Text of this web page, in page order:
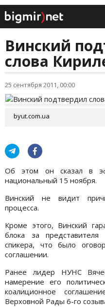
Винский
слова
25 сентября 2011, 00:00
byut.com.ua
Об этом он сказал в
национальный 15 ноября.
Винский не видит
процесса.
Кроме этого, Винский
блока за
спикера, что было
соглашении.
Ранее лидер НУНС
намерение его
коалиционное
Верховной Рады 6-го